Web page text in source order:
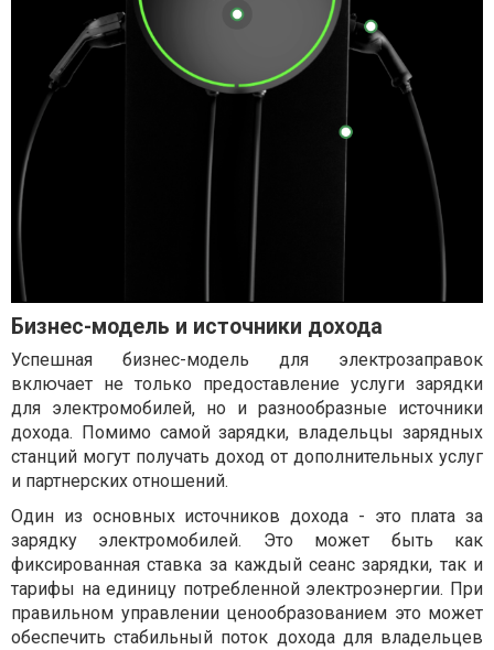
Бизнес-модель и источники дохода
Успешная бизнес-модель для электрозаправок
включает не только предоставление услуги зарядки
для электромобилей, но и разнообразные источники
дохода. Помимо самой зарядки, владельцы зарядных
станций могут получать доход от дополнительных услуг
и партнерских отношений.
Один из основных источников дохода - это плата за
зарядку электромобилей. Это может быть как
фиксированная ставка за каждый сеанс зарядки, так и
тарифы на единицу потребленной электроэнергии. При
правильном управлении ценообразованием это может
обеспечить стабильный поток дохода для владельцев